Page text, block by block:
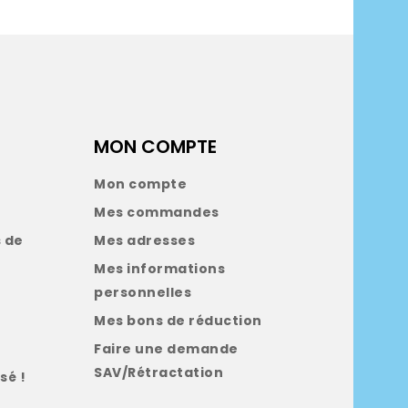
de
!
MON COMPTE
Mon compte
Mes commandes
Mes adresses
Mes informations
personnelles
Mes bons de réduction
Faire une demande
SAV/Rétractation